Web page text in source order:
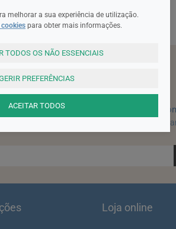
A NEWSLETTER
de desconto para a sua próxima
deverá primeiro registar-se no site!
Loja online
melhorar a sua experiência de utilização.
para obter mais informações.
TODOS OS NÃO ESSENCIAIS
PREFERÊNCIAS
ACEITAR TODOS